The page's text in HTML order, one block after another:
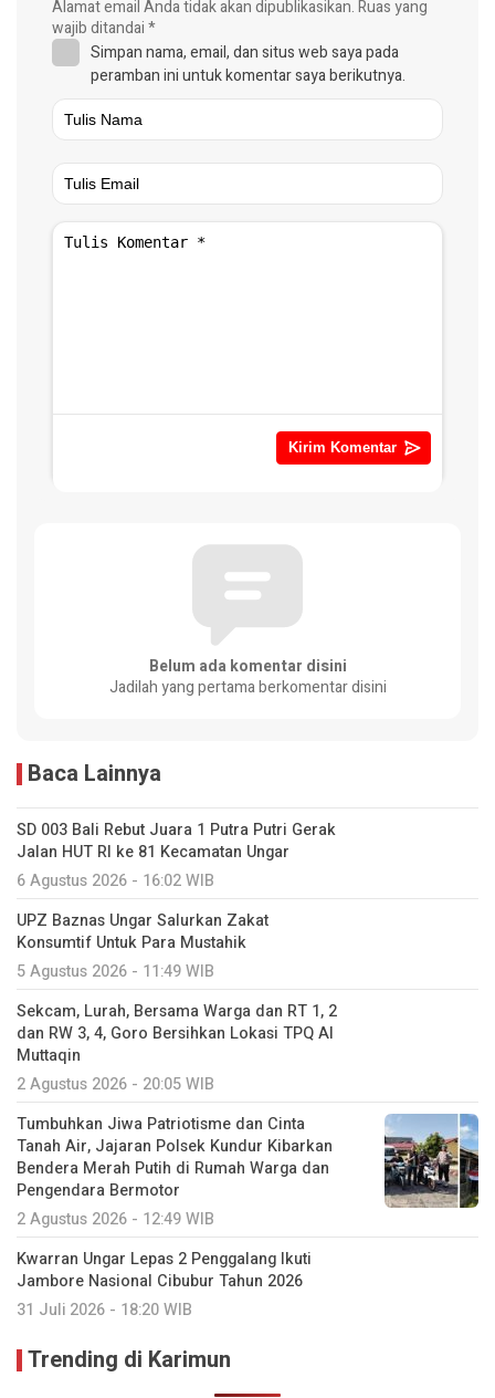
Alamat email Anda tidak akan dipublikasikan.Ruas yang
wajib ditandai*
Simpan nama, email, dan situs web saya pada
peramban ini untuk komentar saya berikutnya.
Belum ada komentar disini
Jadilah yang pertama berkomentar disini
Baca Lainnya
SD 003 Bali Rebut Juara 1 Putra Putri Gerak
Jalan HUT RI ke 81 Kecamatan Ungar
6 Agustus 2026 - 16:02 WIB
UPZ Baznas Ungar Salurkan Zakat
Konsumtif Untuk Para Mustahik
5 Agustus 2026 - 11:49 WIB
Sekcam, Lurah, Bersama Warga dan RT 1, 2
dan RW 3, 4, Goro Bersihkan Lokasi TPQ Al
Muttaqin
2 Agustus 2026 - 20:05 WIB
Tumbuhkan Jiwa Patriotisme dan Cinta
Tanah Air, Jajaran Polsek Kundur Kibarkan
Bendera Merah Putih di Rumah Warga dan
Pengendara Bermotor
2 Agustus 2026 - 12:49 WIB
Kwarran Ungar Lepas 2 Penggalang Ikuti
Jambore Nasional Cibubur Tahun 2026
31 Juli 2026 - 18:20 WIB
Trending di Karimun